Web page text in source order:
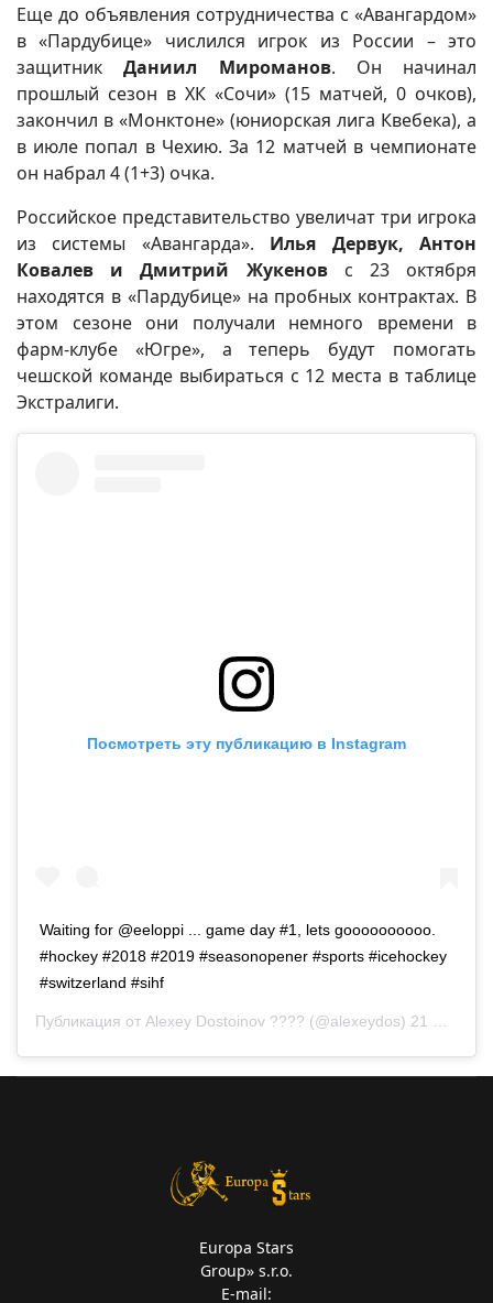
Еще до объявления сотрудничества с «Авангардом»
в «Пардубице» числился игрок из России – это
защитникДаниил Мироманов. Он начинал
прошлый сезон в ХК «Сочи» (15 матчей, 0 очков),
закончил в «Монктоне» (юниорская лига Квебека), а
в июле попал в Чехию. За 12 матчей в чемпионате
он набрал 4 (1+3) очка.
Российское представительство увеличат три игрока
из системы «Авангарда». Илья Дервук, Антон
Ковалев и Дмитрий Жукенов с 23 октября
находятся в «Пардубице» на пробных контрактах. В
этом сезоне они получали немного времени в
фарм-клубе «Югре», а теперь будут помогать
чешской команде выбираться с 12 места в таблице
Экстралиги.
Посмотреть эту публикацию в Instagram
Waiting for @eeloppi ... game day #1, lets goooooooooo.
#hockey #2018 #2019 #seasonopener #sports #icehockey
#switzerland #sihf
Публикация от Alexey Dostoinov ???? (@alexeydos) 21 Сен 2018 в 8:29 PDT
Europa Stars
Group» s.r.o.
E-mail: